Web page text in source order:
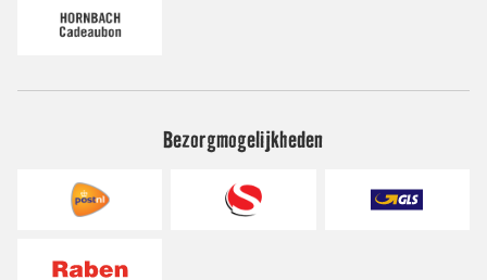
Bezorgmogelijkheden